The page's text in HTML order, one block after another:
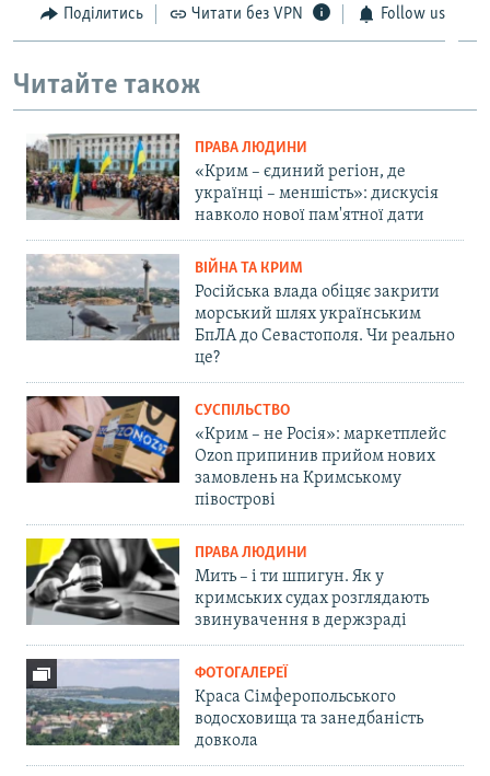
Поділитись Читати без VPN Follow us
Читайте також
ПРАВА ЛЮДИНИ
«Крим – єдиний регіон, де
українці – меншість»: дискусія
навколо нової пам'ятної дати
ВІЙНА ТА КРИМ
Російська влада обіцяє закрити
морський шлях українським
БпЛА до Севастополя. Чи реально
це?
СУСПІЛЬСТВО
«Крим – не Росія»: маркетплейс
Ozon припинив прийом нових
замовлень на Кримському
півострові
ПРАВА ЛЮДИНИ
Мить – і ти шпигун. Як у
кримських судах розглядають
звинувачення в держзраді
ФОТОГАЛЕРЕЇ
Краса Сімферопольського
водосховища та занедбаність
довкола